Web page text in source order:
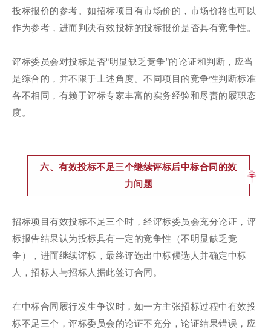
投标报价的参考。如招标项目有市场价的，市场价格也可以
作为参考，进而判决有效投标的投标报价是否具有竞争性。
评标委员会对投标是否“明显缺乏竞争”的论证和判断，应当
是综合的，并不限于上述角度。不同项目的竞争性判断标准
各不相同，有赖于评标专家丰富的实务经验和尽责的履职态
度。
六、有效投标不足三个继续评标后中标合同的效
力问题
招标项目有效投标不足三个时，经评标委员会充分论证，评
标报告结果认为投标具有一定的竞争性（不明显缺乏竞
争），进而继续评标，最终评选出中标候选人并确定中标
人，招标人与招标人据此签订合同。
在中标合同履行发生争议时，如一方主张招标过程中有效投
标不足三个，评标委员会的论证不充分，论证结果错误，应